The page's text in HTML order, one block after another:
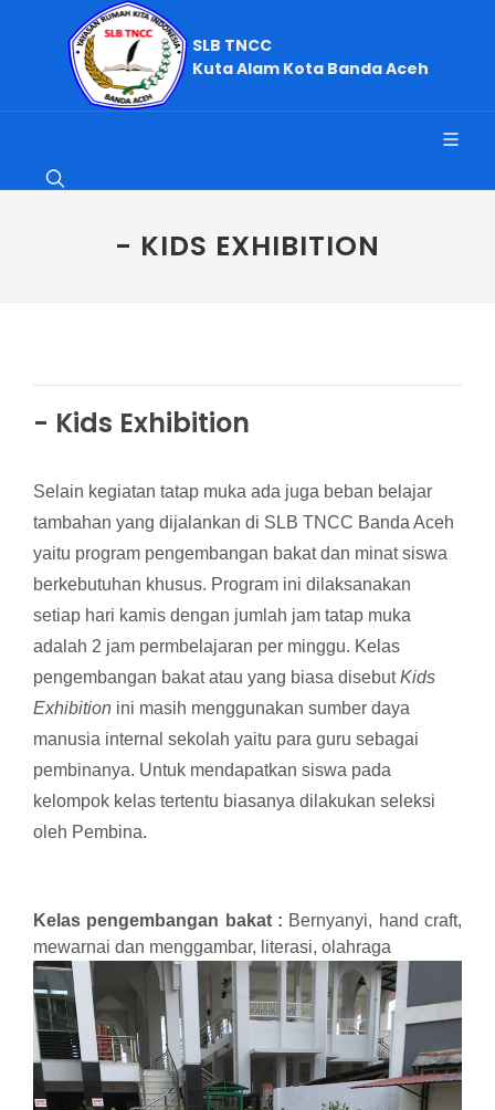
SLB TNCC
Kuta Alam Kota Banda Aceh
- KIDS EXHIBITION
- Kids Exhibition
Selain kegiatan tatap muka ada juga beban belajar
tambahan yang dijalankan di SLB TNCC Banda Aceh
yaitu program pengembangan bakat dan minat siswa
berkebutuhan khusus. Program ini dilaksanakan
setiap hari kamis dengan jumlah jam tatap muka
adalah 2 jam permbelajaran per minggu. Kelas
pengembangan bakat atau yang biasa disebutKids
Exhibition ini masih menggunakan sumber daya
manusia internal sekolah yaitu para guru sebagai
pembinanya. Untuk mendapatkan siswa pada
kelompok kelas tertentu biasanya dilakukan seleksi
oleh Pembina.
Kelas pengembangan bakat : Bernyanyi, hand craft,
mewarnai dan menggambar, literasi, olahraga